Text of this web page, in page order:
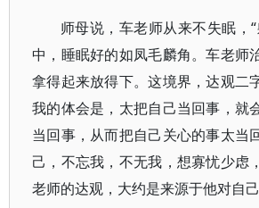
师母说，车老师从来不失眠，
中，睡眠好的如凤毛麟角。车老师
拿得起来放得下。这境界，达观二
我的体会是，太把自己当回事，就
当回事，从而把自己关心的事太当
己，不忘我，不无我，想寡忧少虑
老师的达观，大约是来源于他对自己